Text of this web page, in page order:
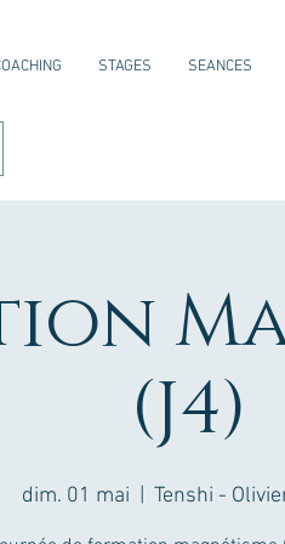
STAGES SEANCES
(J4)
dim. 01 mai Tenshi -